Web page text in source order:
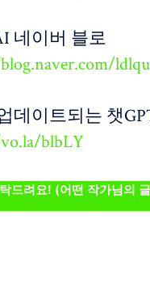
네이버 블로
데이트되는 챗
blbLY
드려요! (어떤 작가님의